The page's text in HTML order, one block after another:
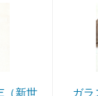
（新世
ガラ